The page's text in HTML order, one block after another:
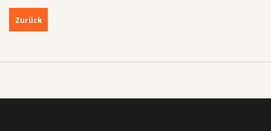
Zurück